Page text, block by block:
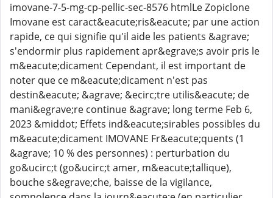
imovane-7-5-mg-cp-pellic-sec-8576 htmlLe Zopiclone
Imovane est caract&eacute;ris&eacute; par une action
rapide, ce qui signifie qu'il aide les patients &agrave;
s'endormir plus rapidement apr&egrave;s avoir pris le
m&eacute;dicament Cependant, il est important de
noter que ce m&eacute;dicament n'est pas
destin&eacute; &agrave; &ecirc;tre utilis&eacute; de
mani&egrave;re continue &agrave; long terme Feb 6,
2023 &middot; Effets ind&eacute;sirables possibles du
m&eacute;dicament IMOVANE Fr&eacute;quents (1
&agrave; 10 % des personnes) : perturbation du
go&ucirc;t (go&ucirc;t amer, m&eacute;tallique),
bouche s&egrave;che, baisse de la vigilance,